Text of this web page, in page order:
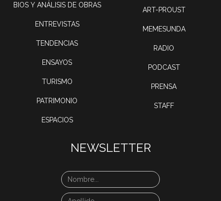
BIOS Y ANÁLISIS DE OBRAS
ENTREVISTAS
TENDENCIAS
ENSAYOS
TURISMO
PATRIMONIO
ESPACIOS
ART-PROUST
MEMESUNDA
RADIO
PODCAST
PRENSA
STAFF
NEWSLETTER